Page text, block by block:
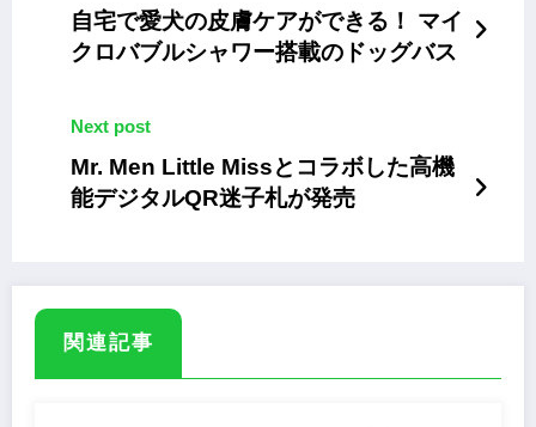
自宅で愛犬の皮膚ケアができる！ マイ
クロバブルシャワー搭載のドッグバス
Next post
Mr. Men Little Missとコラボした高機
能デジタルQR迷子札が発売
関連記事